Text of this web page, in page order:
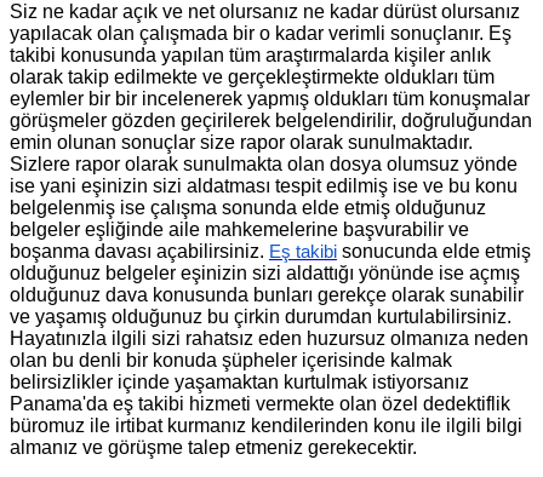
Siz ne kadar açık ve net olursanız ne kadar dürüst olursanız
yapılacak olan çalışmada bir o kadar verimli sonuçlanır. Eş
takibi konusunda yapılan tüm araştırmalarda kişiler anlık
olarak takip edilmekte ve gerçekleştirmekte oldukları tüm
eylemler bir bir incelenerek yapmış oldukları tüm konuşmalar
görüşmeler gözden geçirilerek belgelendirilir, doğruluğundan
emin olunan sonuçlar size rapor olarak sunulmaktadır.
Sizlere rapor olarak sunulmakta olan dosya olumsuz yönde
ise yani eşinizin sizi aldatması tespit edilmiş ise ve bu konu
belgelenmiş ise çalışma sonunda elde etmiş olduğunuz
belgeler eşliğinde aile mahkemelerine başvurabilir ve
boşanma davası açabilirsiniz. Eş takibi sonucunda elde etmiş
olduğunuz belgeler eşinizin sizi aldattığı yönünde ise açmış
olduğunuz dava konusunda bunları gerekçe olarak sunabilir
ve yaşamış olduğunuz bu çirkin durumdan kurtulabilirsiniz.
Hayatınızla ilgili sizi rahatsız eden huzursuz olmanıza neden
olan bu denli bir konuda şüpheler içerisinde kalmak
belirsizlikler içinde yaşamaktan kurtulmak istiyorsanız
Panama'da eş takibi hizmeti vermekte olan özel dedektiflik
büromuz ile irtibat kurmanız kendilerinden konu ile ilgili bilgi
almanız ve görüşme talep etmeniz gerekecektir.